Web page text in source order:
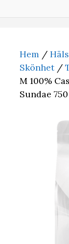
Hem /
Skönhet/
M 100%
Sundae